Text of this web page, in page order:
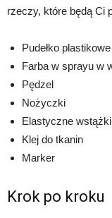
rzeczy, które będą Ci
Pudełko
Farba w sprayu w
Pędzel
Nożyczki
Elastyczne
Klej do tkanin
Marker
Krok po kroku